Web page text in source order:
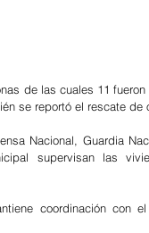
se reportó el rescate de
supervisan las